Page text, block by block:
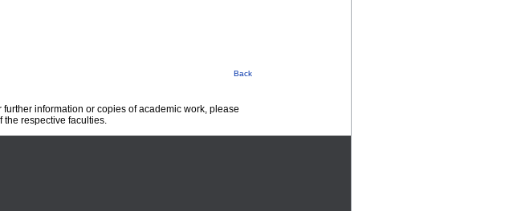
Back
information or copies of academic work, please
respective faculties.